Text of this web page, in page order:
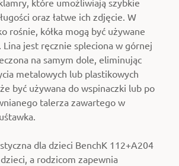
oraz łatwe ich zdjęcie. W
rośnie, kółka mogą być używane
Lina jest ręcznie spleciona w górnej
na samym dole, eliminując
metalowych lub plastikowych
być używana do wspinaczki lub po
talerza zawartego w
dla dzieci BenchK 112+A204
a rodzicom zapewnia